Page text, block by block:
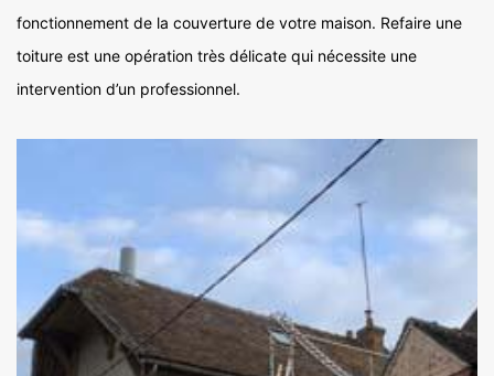
fonctionnement de la couverture de votre maison. Refaire une
toiture est une opération très délicate qui nécessite une
intervention d’un professionnel.